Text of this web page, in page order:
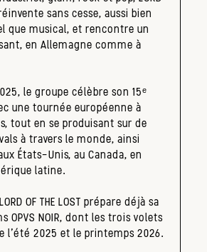
réinvente sans cesse, aussi bien
que musical, et rencontre un
en Allemagne comme à
le groupe célèbre son 15ᵉ
une tournée européenne à
tout en se produisant sur de
à travers le monde, ainsi
États-Unis, au Canada, en
latine.
OF THE LOST prépare déjà sa
OPVS NOIR, dont les trois volets
l’été 2025 et le printemps 2026.